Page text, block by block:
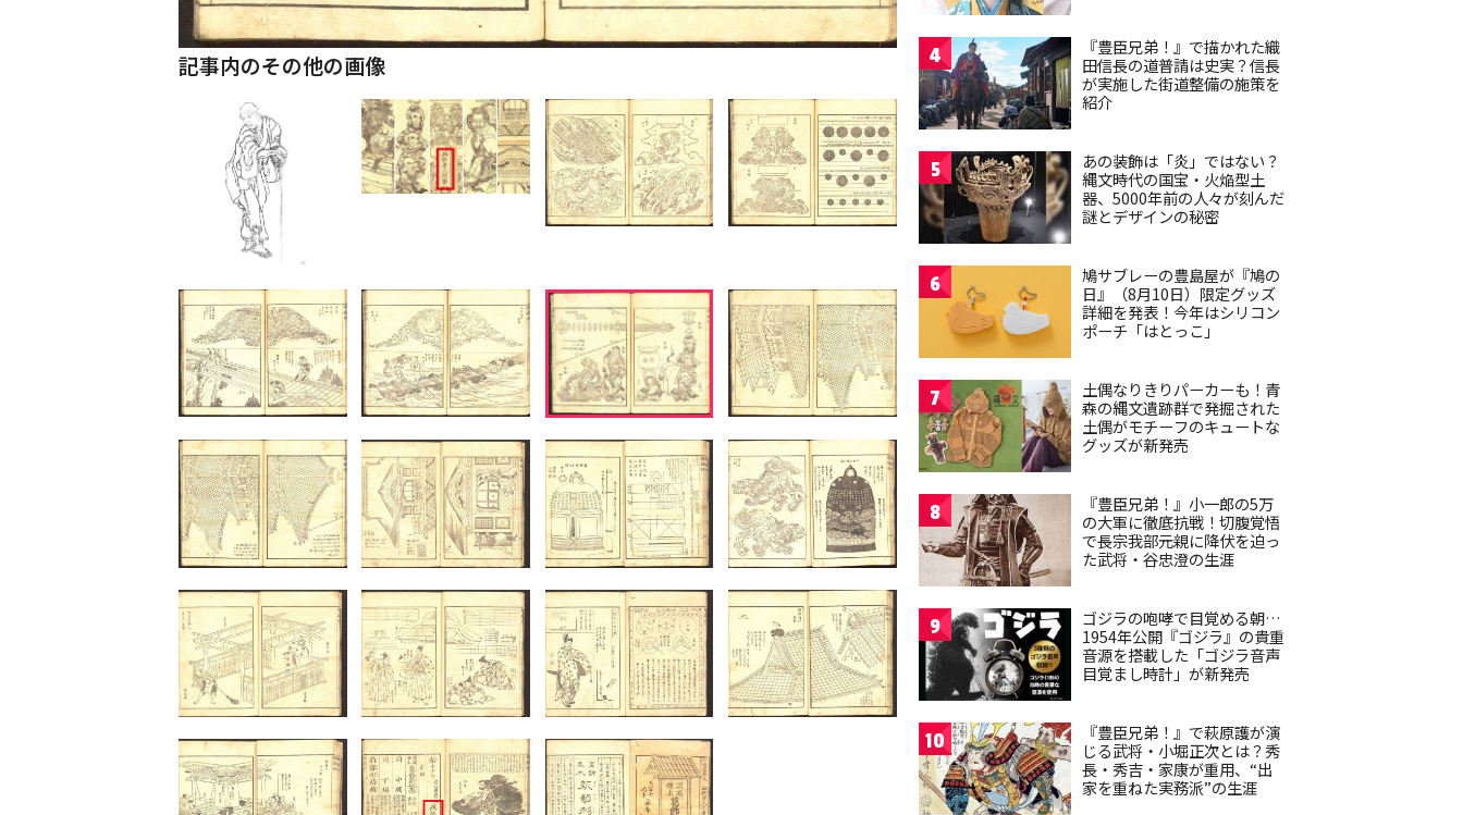
記事内のその他の画像 4
『豊臣兄弟！』で描かれた織
田信長の道普請は史実？信長
が実施した街道整備の施策を
紹介
5
あの装飾は「炎」ではない？
縄文時代の国宝・火焔型土
器、5000年前の人々が刻んだ
謎とデザインの秘密
6
鳩サブレーの豊島屋が『鳩の
日』（8月10日）限定グッズ
詳細を発表！今年はシリコン
ポーチ「はとっこ」
7
土偶なりきりパーカーも！青
森の縄文遺跡群で発掘された
土偶がモチーフのキュートな
グッズが新発売
8
『豊臣兄弟！』小一郎の5万
の大軍に徹底抗戦！切腹覚悟
で長宗我部元親に降伏を迫っ
た武将・谷忠澄の生涯
9
ゴジラの咆哮で目覚める朝…
1954年公開『ゴジラ』の貴重
音源を搭載した「ゴジラ音声
目覚まし時計」が新発売
10
『豊臣兄弟！』で萩原護が演
じる武将・小堀正次とは？秀
長・秀吉・家康が重用、“出
家を重ねた実務派”の生涯